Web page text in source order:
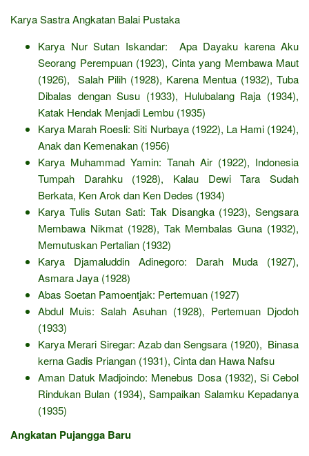
Karya Sastra Angkatan Balai Pustaka
Karya Nur Sutan Iskandar: Apa Dayaku karena Aku
Seorang Perempuan (1923), Cinta yang Membawa Maut
(1926), Salah Pilih (1928), Karena Mentua (1932), Tuba
Dibalas dengan Susu (1933), Hulubalang Raja (1934),
Katak Hendak Menjadi Lembu (1935)
Karya Marah Roesli: Siti Nurbaya (1922), La Hami (1924),
Anak dan Kemenakan (1956)
Karya Muhammad Yamin: Tanah Air (1922), Indonesia
Tumpah Darahku (1928), Kalau Dewi Tara Sudah
Berkata, Ken Arok dan Ken Dedes (1934)
Karya Tulis Sutan Sati: Tak Disangka (1923), Sengsara
Membawa Nikmat (1928), Tak Membalas Guna (1932),
Memutuskan Pertalian (1932)
Karya Djamaluddin Adinegoro: Darah Muda (1927),
Asmara Jaya (1928)
Abas Soetan Pamoentjak: Pertemuan (1927)
Abdul Muis: Salah Asuhan (1928), Pertemuan Djodoh
(1933)
Karya Merari Siregar: Azab dan Sengsara (1920), Binasa
kerna Gadis Priangan (1931), Cinta dan Hawa Nafsu
Aman Datuk Madjoindo: Menebus Dosa (1932), Si Cebol
Rindukan Bulan (1934), Sampaikan Salamku Kepadanya
(1935)
Angkatan Pujangga Baru